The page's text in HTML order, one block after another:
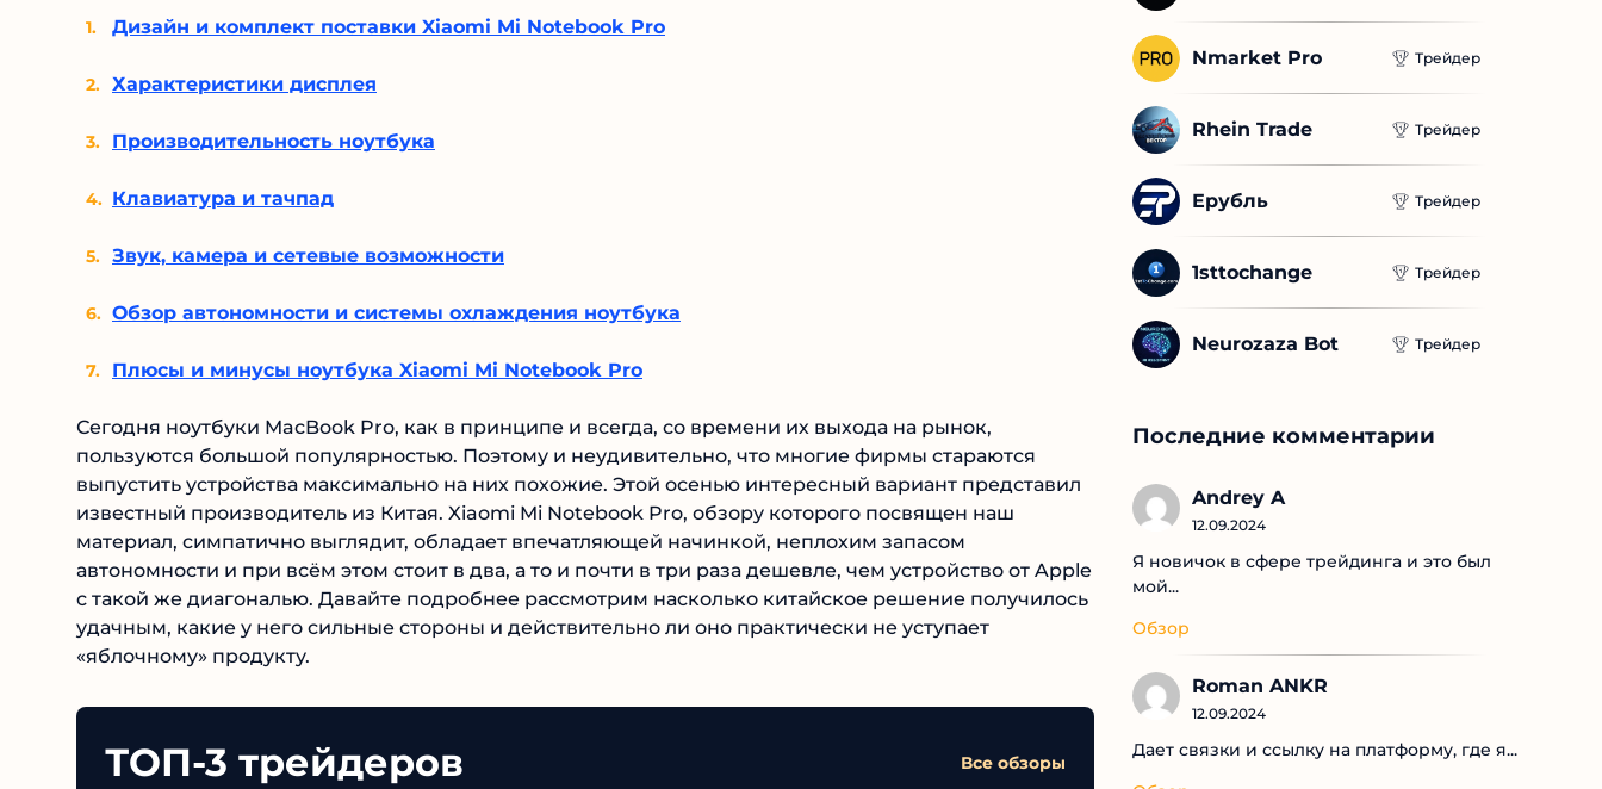
Дизайн и комплект поставки Xiaomi Mi Notebook Pro
Характеристики дисплея
Производительность ноутбука
Клавиатура и тачпад
Звук, камера и сетевые возможности
Обзор автономности и системы охлаждения ноутбука
Плюсы и минусы ноутбука Xiaomi Mi Notebook Pro
Сегодня ноутбуки MacBook Pro, как в принципе и всегда, со времени их выхода на рынок,
пользуются большой популярностью. Поэтому и неудивительно, что многие фирмы стараются
выпустить устройства максимально на них похожие. Этой осенью интересный вариант представил
известный производитель из Китая. Xiaomi Mi Notebook Pro, обзору которого посвящен наш
материал, симпатично выглядит, обладает впечатляющей начинкой, неплохим запасом
автономности и при всём этом стоит в два, а то и почти в три раза дешевле, чем устройство от Apple
с такой же диагональю. Давайте подробнее рассмотрим насколько китайское решение получилось
удачным, какие у него сильные стороны и действительно ли оно практически не уступает
«яблочному» продукту.
ТОП-3 трейдеров Все обзоры
Nmarket Pro Трейдер
Rhein Trade Трейдер
Ерубль Трейдер
1sttochange Трейдер
Neurozaza Bot Трейдер
Последние комментарии
Andrey A
12.09.2024
Я новичок в сфере трейдинга и это был
мой...
Обзор
Roman ANKR
12.09.2024
Дает связки и ссылку на платформу, где я...